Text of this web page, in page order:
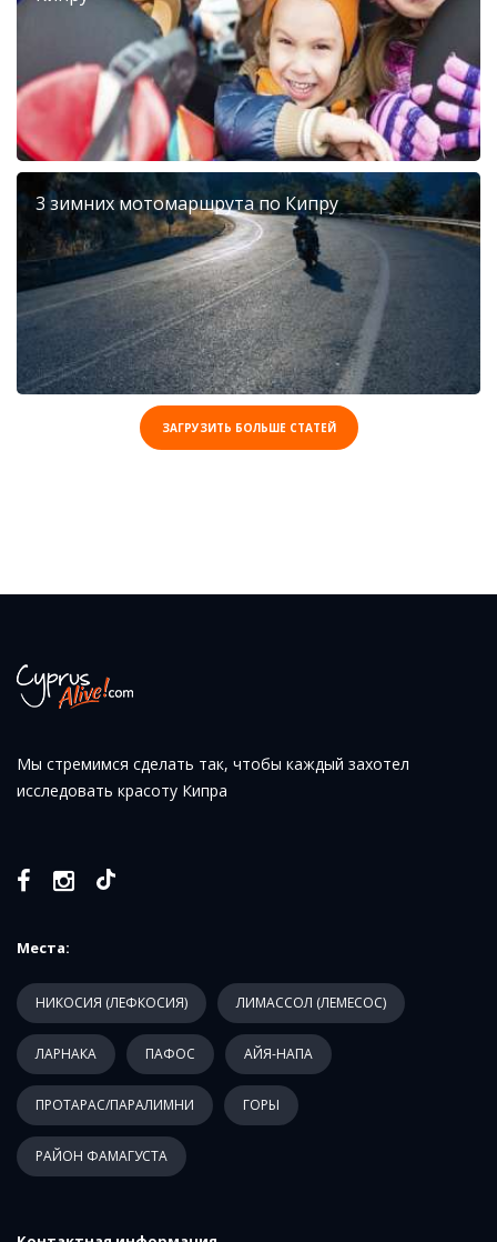
3 зимних мотомаршрута по Кипру
ЗАГРУЗИТЬ БОЛЬШЕ СТАТЕЙ
Мы стремимся сделать так, чтобы каждый захотел
исследовать красоту Кипра
Места:
НИКОСИЯ (ЛЕФКОСИЯ) ЛИМАССОЛ (ЛЕМЕСОС)
ЛАРНАКА ПАФОС АЙЯ-НАПА
ПРОТАРАС/ПАРАЛИМНИ ГОРЫ
РАЙОН ФАМАГУСТА